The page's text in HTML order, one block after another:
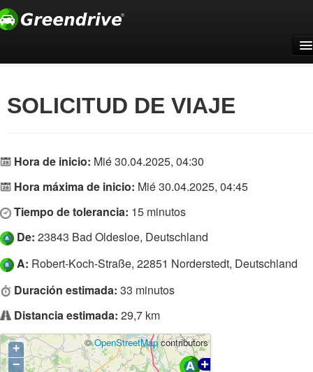
Para empresas
Support
Registrarse
SOLICITUD DE VIAJE
Hora de inicio: Mié 30.04.2025, 04:30
Hora máxima de inicio: Mié 30.04.2025, 04:45
Tiempo de tolerancia: 15 minutos
De: 23843 Bad Oldesloe, Deutschland
A: Robert-Koch-Straße, 22851 Norderstedt, Deutschland
Duración estimada: 33 minutos
Distancia estimada: 29,7 km
+
−
©OpenStreetMapcontributors